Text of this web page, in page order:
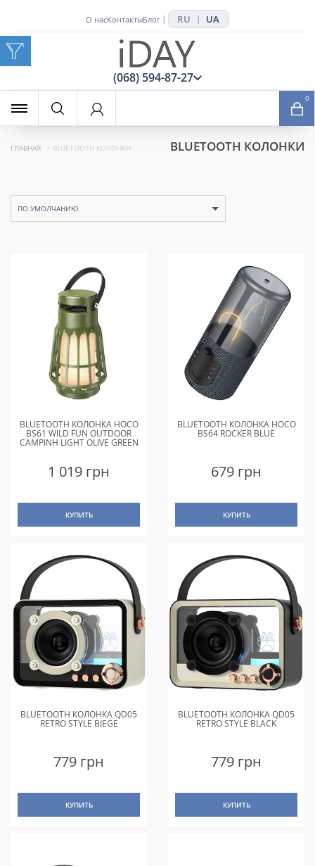
x
О насКонтактыБлог | RU | UA
(068) 594-87-27
0
ГЛАВНАЯ BLUETOOTH КОЛОНКИ BLUETOOTH КОЛОНКИ
ПО УМОЛЧАНИЮ
BLUETOOTH КОЛОНКА HOCO
BS61 WILD FUN OUTDOOR
CAMPINH LIGHT OLIVE GREEN
1 019 грн
КУПИТЬ
BLUETOOTH КОЛОНКА HOCO
BS64 ROCKER BLUE
679 грн
КУПИТЬ
BLUETOOTH КОЛОНКА QD05
RETRO STYLE BIEGE
779 грн
КУПИТЬ
BLUETOOTH КОЛОНКА QD05
RETRO STYLE BLACK
779 грн
КУПИТЬ